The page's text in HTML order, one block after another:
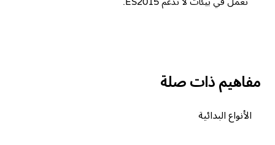
مفاهيم ذات صلة
الأنواع البدائية